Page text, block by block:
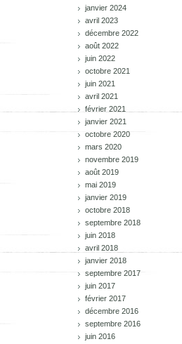
janvier 2024
avril 2023
décembre 2022
août 2022
juin 2022
octobre 2021
juin 2021
avril 2021
février 2021
janvier 2021
octobre 2020
mars 2020
novembre 2019
août 2019
mai 2019
janvier 2019
octobre 2018
septembre 2018
juin 2018
avril 2018
janvier 2018
septembre 2017
juin 2017
février 2017
décembre 2016
septembre 2016
juin 2016